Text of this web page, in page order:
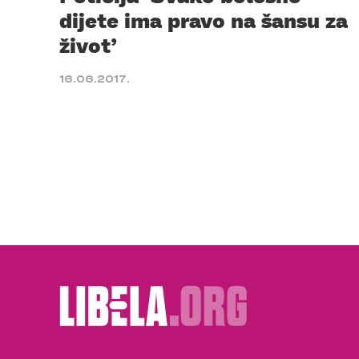
dijete ima pravo na šansu za
život’
16.06.2017.